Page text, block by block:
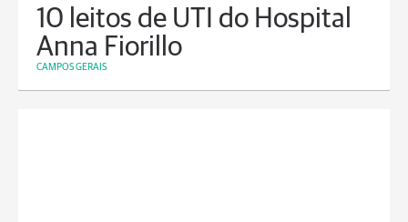
10 leitos de UTI do Hospital
Anna Fiorillo
CAMPOS GERAIS